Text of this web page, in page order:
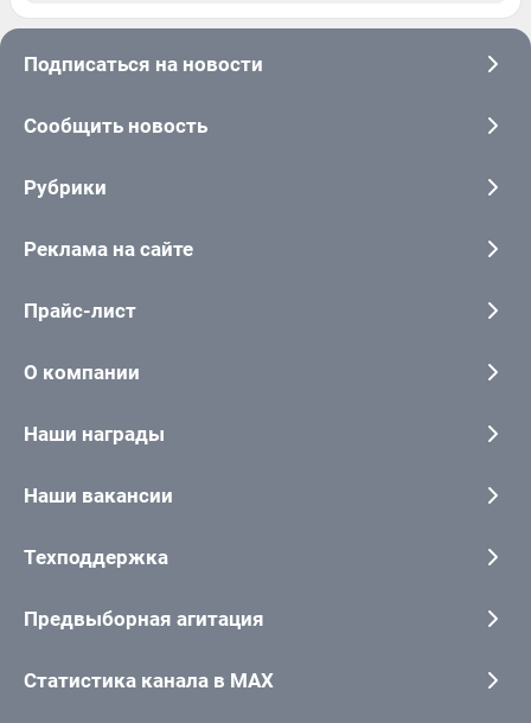
Подписаться на новости
Сообщить новость
Рубрики
Реклама на сайте
Прайс-лист
О компании
Наши награды
Наши вакансии
Техподдержка
Предвыборная агитация
Статистика канала в MAX